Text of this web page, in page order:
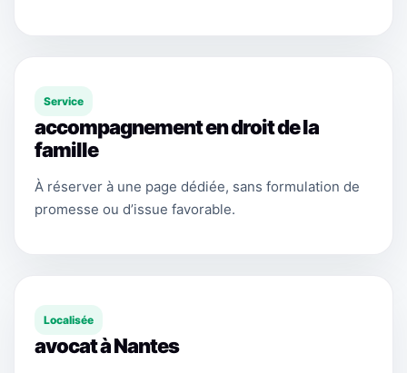
Service
accompagnement en droit de la
famille
À réserver à une page dédiée, sans formulation de
promesse ou d’issue favorable.
Localisée
avocat à Nantes